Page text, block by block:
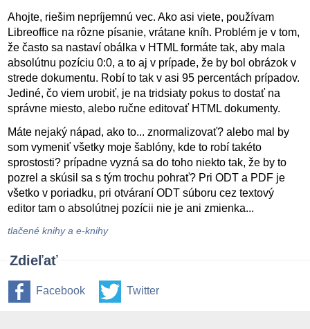
Ahojte, riešim nepríjemnú vec. Ako asi viete, používam
Libreoffice na rôzne písanie, vrátane kníh. Problém je v tom,
že často sa nastaví obálka v HTML formáte tak, aby mala
absolútnu pozíciu 0:0, a to aj v prípade, že by bol obrázok v
strede dokumentu. Robí to tak v asi 95 percentách prípadov.
Jediné, čo viem urobiť, je na tridsiaty pokus to dostať na
správne miesto, alebo ručne editovať HTML dokumenty.
Máte nejaký nápad, ako to... znormalizovať? alebo mal by
som vymeniť všetky moje šablóny, kde to robí takéto
sprostosti? prípadne vyzná sa do toho niekto tak, že by to
pozrel a skúsil sa s tým trochu pohrať? Pri ODT a PDF je
všetko v poriadku, pri otváraní ODT súboru cez textový
editor tam o absolútnej pozícii nie je ani zmienka...
tlačené knihy a e-knihy
Zdieľať
Facebook Twitter